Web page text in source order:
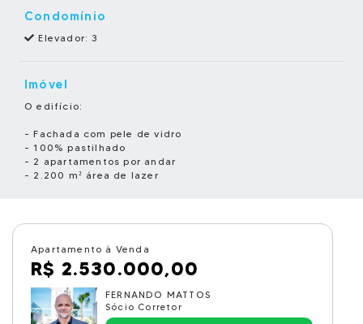
Condomínio
Elevador: 3
Imóvel
O edifício:
- Fachada com pele de vidro
- 100% pastilhado
- 2 apartamentos por andar
- 2.200 m² área de lazer
Apartamento à Venda
R$ 2.530.000,00
FERNANDO MATTOS
Sócio Corretor